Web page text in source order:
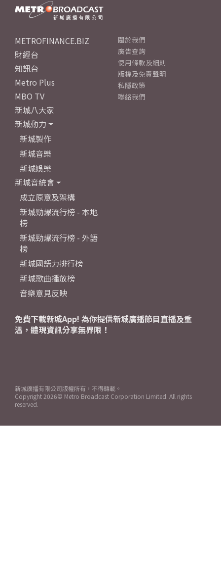
METROFINANCE.BIZ
財經台
知訊台
Metro Plus
MBO TV
新城八大家
新城動力
新城製作
新城音樂
新城娛樂
新城音統會
成立原意及架構
新城勁爆流行榜 - 本地
榜
新城勁爆流行榜 - 外語
榜
新城國語力排行榜
新城歌曲播放榜
音樂意見反映
關於我們
廣告查詢
使用條款及細則
版權及免責聲明
私隱政策
聯絡我們
免費下載新城App! 為你提供新城廣播節目直播及重
溫，體現資訊分享無界限！
新城廣播有限公司版權所有，不得轉載。
Copyright 2026© Metro Broadcast Corporation Limited. All rights
reserved.